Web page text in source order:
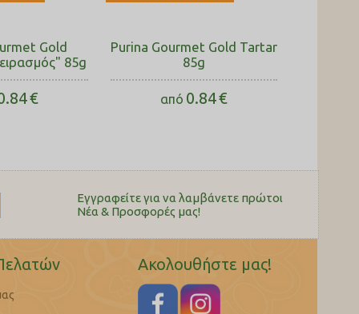
Gold
85g
€
Purina Gourmet Gold Tartar
85g
από 0.84€
Εγγραφείτε για να λαμβάνετε πρώτοι
Nέα & Προσφορές μας!
Ακολουθήστε μας!